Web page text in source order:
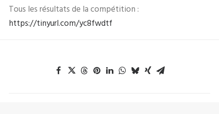
Tous les résultats de la compétition :
https://tinyurl.com/yc8fwdtf